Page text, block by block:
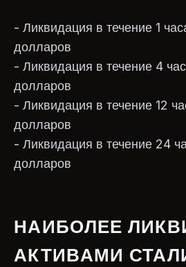
- Ликвидация в течение 1
долларов
- Ликвидация в течение 4
долларов
- Ликвидация в течение 12
долларов
- Ликвидация в течение 24
долларов
НАИБОЛЕЕ
АКТИВАМИ